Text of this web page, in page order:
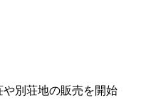
別荘地の販売を開始